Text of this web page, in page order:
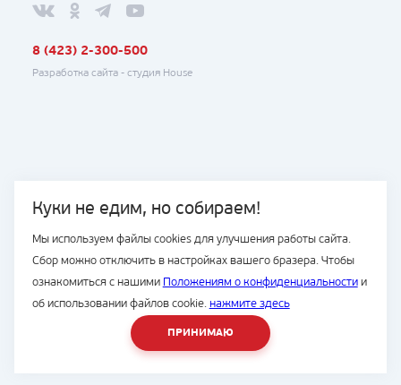
Куки не едим, но собираем!
Мы используем файлы cookies для улучшения работы сайта.
Сбор можно отключить в настройках вашего бразера. Чтобы
ознакомиться с нашими Положениям о конфиденциальностии
об использовании файлов cookie. нажмите здесь
ПРИНИМАЮ
8 (423) 2-300-500
Разработка сайта - студия House